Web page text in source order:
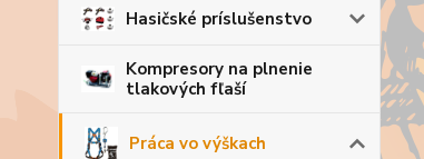
Hasičské príslušenstvo
Kompresory na plnenie
tlakových fľaší
Práca vo výškach